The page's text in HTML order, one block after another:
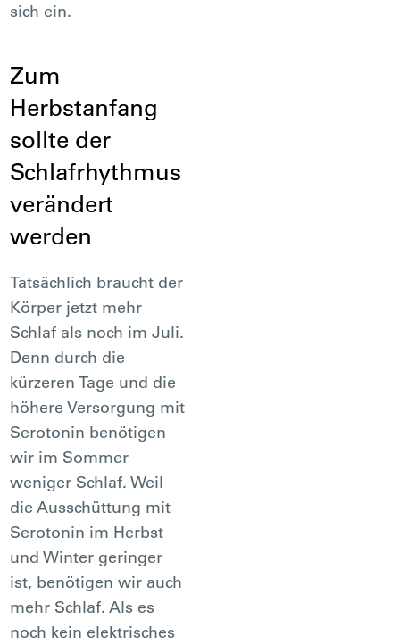
sich ein.
Zum
Herbstanfang
sollte der
Schlafrhythmus
verändert
werden
Tatsächlich braucht der
Körper jetzt mehr
Schlaf als noch im Juli.
Denn durch die
kürzeren Tage und die
höhere Versorgung mit
Serotonin benötigen
wir im Sommer
weniger Schlaf. Weil
die Ausschüttung mit
Serotonin im Herbst
und Winter geringer
ist, benötigen wir auch
mehr Schlaf. Als es
noch kein elektrisches